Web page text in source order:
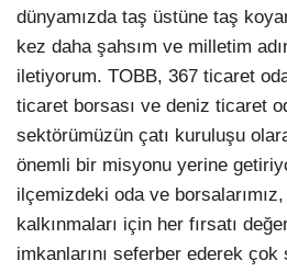
dünyamızda taş üstüne taş
kez daha şahsım ve milletim
iletiyorum. TOBB, 367 ticaret
ticaret borsası ve deniz ticaret
sektörümüzün çatı kuruluşu
önemli bir misyonu yerine
ilçemizdeki oda ve
kalkınmaları için her fırsatı
imkanlarını seferber ederek